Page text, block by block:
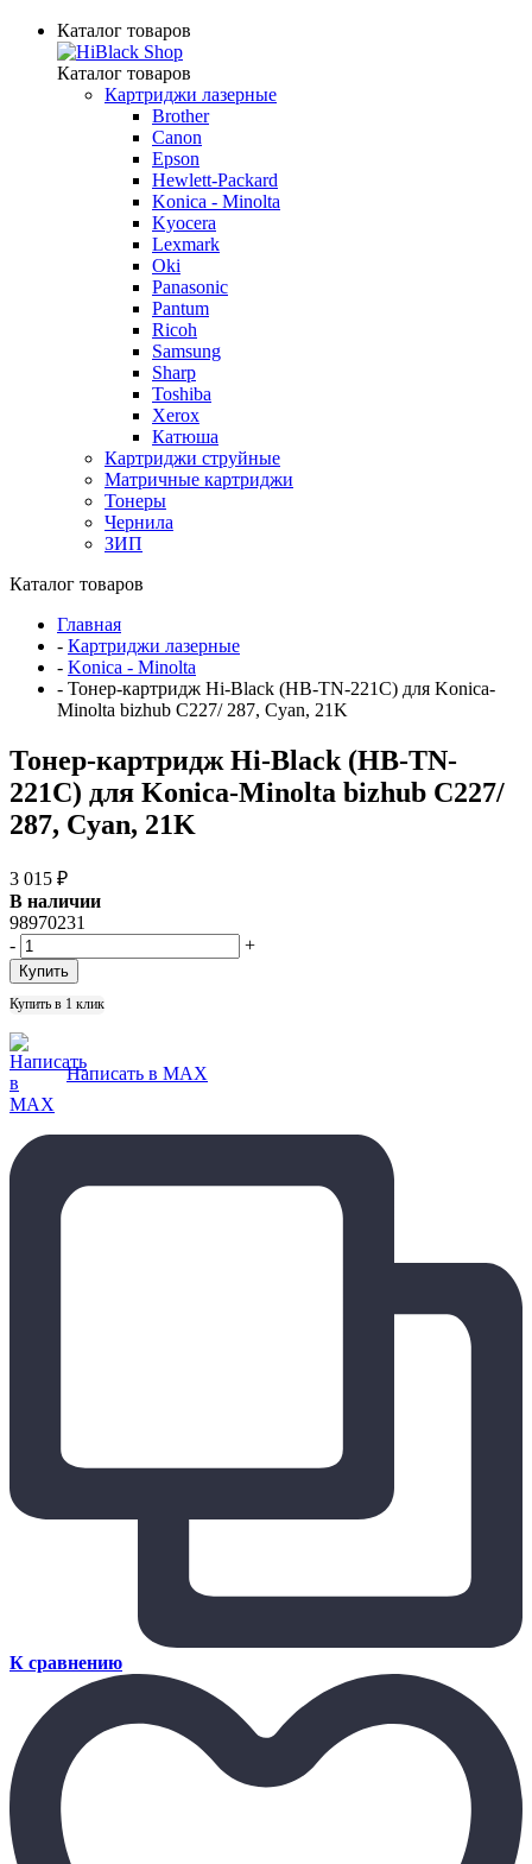
Каталог товаров
Каталог товаров
Картриджи лазерные
Brother
Canon
Epson
Hewlett-Packard
Konica - Minolta
Kyocera
Lexmark
Oki
Panasonic
Pantum
Ricoh
Samsung
Sharp
Toshiba
Xerox
Катюша
Картриджи струйные
Матричные картриджи
Тонеры
Чернила
ЗИП
Каталог товаров
Главная
- Картриджи лазерные
- Konica - Minolta
- Тонер-картридж Hi-Black (HB-TN-221C) для Konica-
Minolta bizhub C227/ 287, Cyan, 21K
Тонер-картридж Hi-Black (HB-TN-
221C) для Konica-Minolta bizhub C227/
287, Cyan, 21K
3 015 ₽
В наличии
98970231
-
+
Купить в 1 клик
Написать в MAX
К сравнению